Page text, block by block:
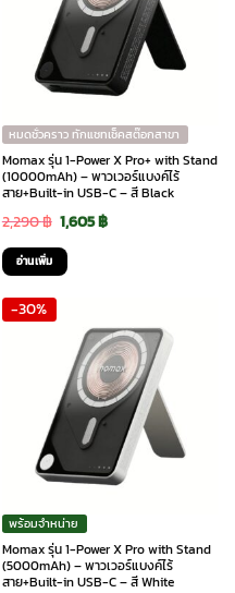
หมดชั่วคราว ทักแชทเช็คสต๊อกสาขา
Momax รุ่น 1-Power X Pro+ with Stand
(10000mAh) – พาวเวอร์แบงค์ไร้
สาย+Built-in USB-C – สี Black
2,290฿ Original
price
was:
1,605฿Current
อ่านเพิ่ม
-30%
พร้อมจำหน่าย
Momax รุ่น 1-Power X Pro with Stand
(5000mAh) – พาวเวอร์แบงค์ไร้
สาย+Built-in USB-C – สี White